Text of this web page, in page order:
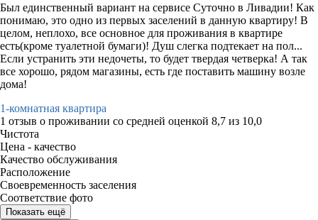
Был единственный вариант на сервисе Суточно в Ливадии! Как
понимаю, это одно из первых заселений в данную квартиру! В
целом, неплохо, все основное для проживания в квартире
есть(кроме туалетной бумаги)! Душ слегка подтекает на пол...
Если устранить эти недочеты, то будет твердая четверка! А так
все хорошо, рядом магазины, есть где поставить машину возле
дома!
1-комнатная квартира
1 отзыв о проживании со средней оценкой 8,7 из 10,0
Чистота
Цена - качество
Качество обслуживания
Расположение
Своевременность заселения
Соответствие фото
Показать ещё